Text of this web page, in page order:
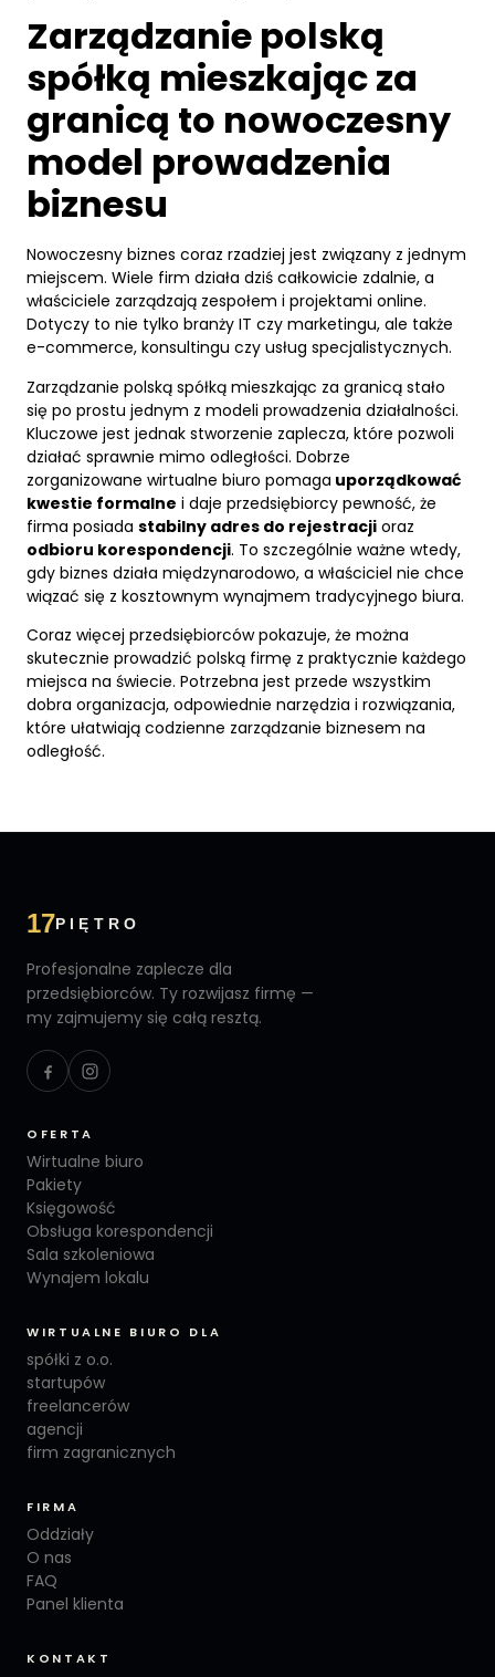
Zarządzanie polską
spółką mieszkając za
granicą to nowoczesny
model prowadzenia
biznesu
Nowoczesny biznes coraz rzadziej jest związany z jednym
miejscem. Wiele firm działa dziś całkowicie zdalnie, a
właściciele zarządzają zespołem i projektami online.
Dotyczy to nie tylko branży IT czy marketingu, ale także
e-commerce, konsultingu czy usług specjalistycznych.
Zarządzanie polską spółką mieszkając za granicą stało
się po prostu jednym z modeli prowadzenia działalności.
Kluczowe jest jednak stworzenie zaplecza, które pozwoli
działać sprawnie mimo odległości. Dobrze
zorganizowane wirtualne biuro pomaga uporządkować
kwestie formalne i daje przedsiębiorcy pewność, że
firma posiada stabilny adres do rejestracji oraz
odbioru korespondencji. To szczególnie ważne wtedy,
gdy biznes działa międzynarodowo, a właściciel nie chce
wiązać się z kosztownym wynajmem tradycyjnego biura.
Coraz więcej przedsiębiorców pokazuje, że można
skutecznie prowadzić polską firmę z praktycznie każdego
miejsca na świecie. Potrzebna jest przede wszystkim
dobra organizacja, odpowiednie narzędzia i rozwiązania,
które ułatwiają codzienne zarządzanie biznesem na
odległość.
17PIĘTRO
Profesjonalne zaplecze dla
przedsiębiorców. Ty rozwijasz firmę —
my zajmujemy się całą resztą.
OFERTA
Wirtualne biuro
Pakiety
Księgowość
Obsługa korespondencji
Sala szkoleniowa
Wynajem lokalu
WIRTUALNE BIURO DLA
spółki z o.o.
startupów
freelancerów
agencji
firm zagranicznych
FIRMA
Oddziały
O nas
FAQ
Panel klienta
KONTAKT